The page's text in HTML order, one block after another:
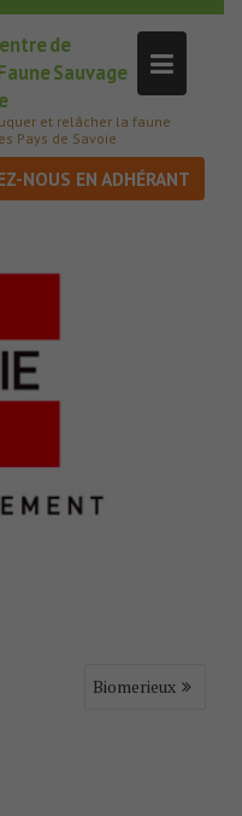
de
Sauvage
et relâcher la faune
Pays de Savoie
NOUS
Biomerieux